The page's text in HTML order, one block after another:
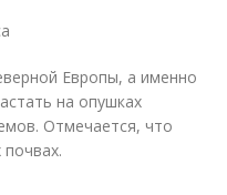
Европы, а именно
на опушках
Отмечается, что